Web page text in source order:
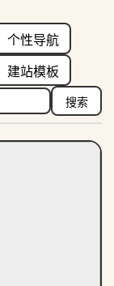
个性导航
建站模板
搜索